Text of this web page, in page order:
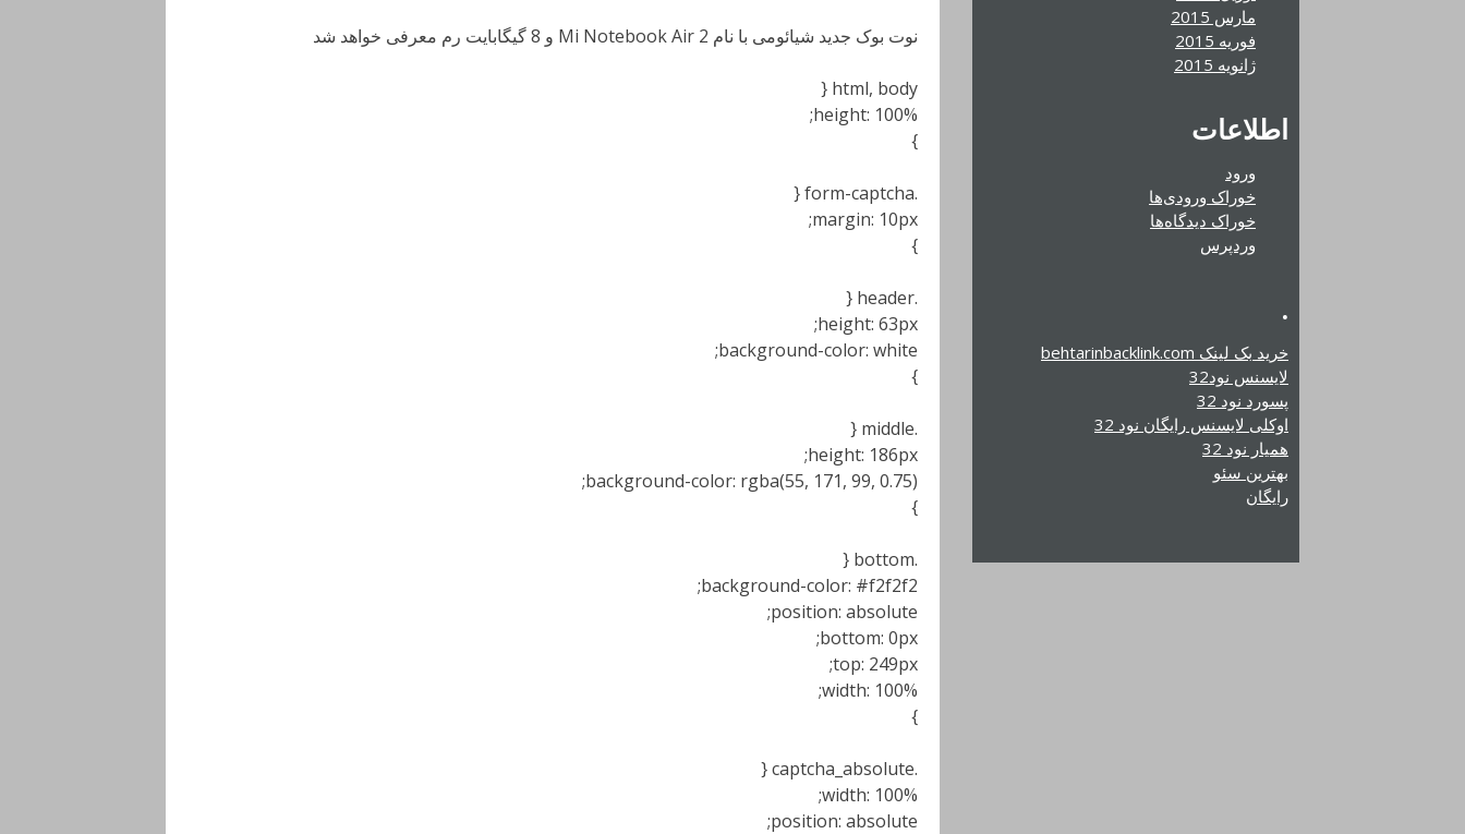
نوت بوک جدید شیائومی با نام Mi Notebook Air 2 و 8 گیگابایت رم معرفی خواهد شد
html, body {
height: 100%;
}
.form-captcha {
margin: 10px;
}
.header {
height: 63px;
background-color: white;
}
.middle {
height: 186px;
background-color: rgba(55, 171, 99, 0.75);
}
.bottom {
background-color: #f2f2f2;
position: absolute;
bottom: 0px;
top: 249px;
width: 100%;
}
.captcha_absolute {
width: 100%;
position: absolute;
مارس 2015
فوریه 2015
ژانویه 2015
اطلاعات
ورود
خوراک ورودی‌ها
خوراک دیدگاه‌ها
وردپرس
.
خرید بک لینک behtarinbacklink.com
لایسنس نود32
پسورد نود 32
اوکلی لایسنس رایگان نود 32
همیار نود 32
بهترین سئو
رایگان